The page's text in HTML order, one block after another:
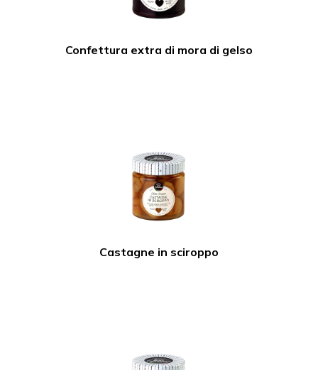
Confettura extra di mora di gelso
Castagne in sciroppo